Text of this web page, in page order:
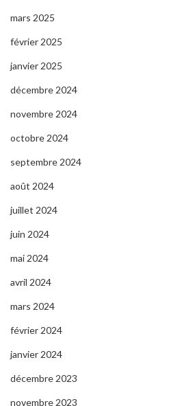
mars 2025
février 2025
janvier 2025
décembre 2024
novembre 2024
octobre 2024
septembre 2024
août 2024
juillet 2024
juin 2024
mai 2024
avril 2024
mars 2024
février 2024
janvier 2024
décembre 2023
novembre 2023